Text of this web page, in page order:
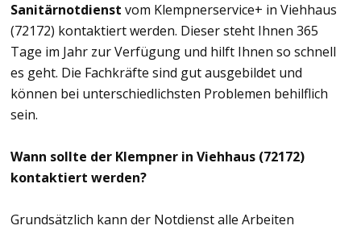
Sanitärnotdienst vom Klempnerservice+ in Viehhaus
(72172) kontaktiert werden. Dieser steht Ihnen 365
Tage im Jahr zur Verfügung und hilft Ihnen so schnell
es geht. Die Fachkräfte sind gut ausgebildet und
können bei unterschiedlichsten Problemen behilflich
sein.
Wann sollte der Klempner in Viehhaus (72172)
kontaktiert werden?
Grundsätzlich kann der Notdienst alle Arbeiten